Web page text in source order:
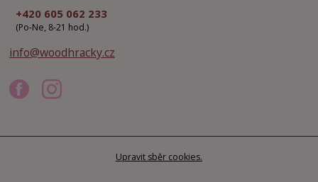
+420 605 062 233
(Po-Ne, 8-21 hod.)
info@woodhracky.cz
Upravit sběr cookies.